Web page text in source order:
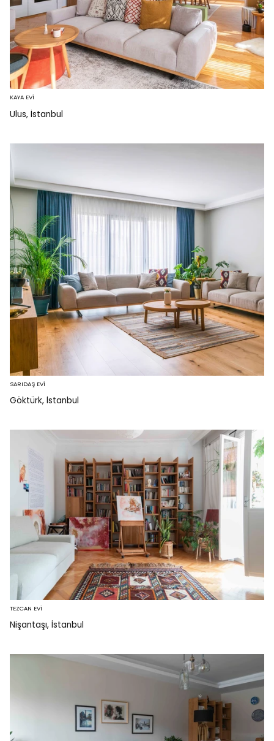
KAYA EVİ
Ulus, İstanbul
SARIDAŞ EVİ
Göktürk, İstanbul
TEZCAN EVİ
Nişantaşı, İstanbul